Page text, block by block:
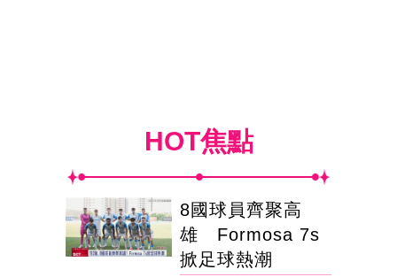
HOT焦點
8國球員齊聚高
雄 Formosa 7s
掀足球熱潮